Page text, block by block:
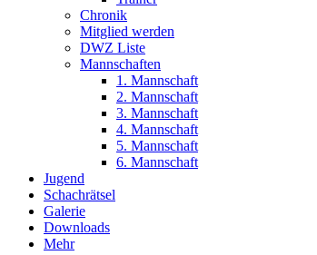
Chronik
Mitglied werden
DWZ Liste
Mannschaften
1. Mannschaft
2. Mannschaft
3. Mannschaft
4. Mannschaft
5. Mannschaft
6. Mannschaft
Jugend
Schachrätsel
Galerie
Downloads
Mehr